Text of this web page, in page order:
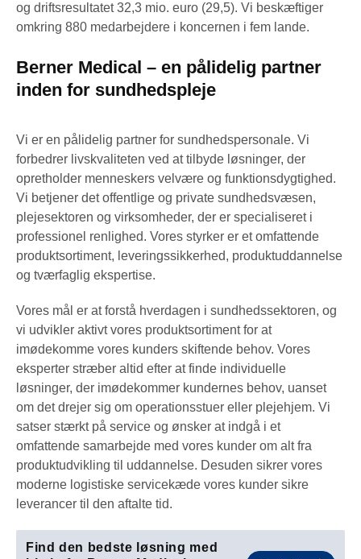
og driftsresultatet 32,3 mio. euro (29,5). Vi beskæftiger
omkring 880 medarbejdere i koncernen i fem lande.
Berner Medical – en pålidelig partner
inden for sundhedspleje
Vi er en pålidelig partner for sundhedspersonale. Vi
forbedrer livskvaliteten ved at tilbyde løsninger, der
opretholder menneskers velvære og funktionsdygtighed.
Vi betjener det offentlige og private sundhedsvæsen,
plejesektoren og virksomheder, der er specialiseret i
professionel renlighed. Vores styrker er et omfattende
produktsortiment, leveringssikkerhed, produktuddannelse
og tværfaglig ekspertise.
Vores mål er at forstå hverdagen i sundhedssektoren, og
vi udvikler aktivt vores produktsortiment for at
imødekomme vores kunders skiftende behov. Vores
eksperter stræber altid efter at finde individuelle
løsninger, der imødekommer kundernes behov, uanset
om det drejer sig om operationsstuer eller plejehjem. Vi
satser stærkt på service og ønsker at indgå i et
omfattende samarbejde med vores kunder om alt fra
produktudvikling til uddannelse. Desuden sikrer vores
moderne logistiske servicekæde vores kunder sikre
leverancer til den aftalte tid.
Find den bedste løsning med